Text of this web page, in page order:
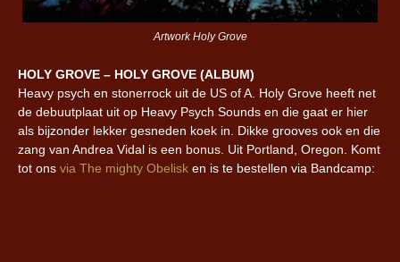
Artwork Holy Grove
HOLY GROVE – HOLY GROVE (ALBUM)
Heavy psych en stonerrock uit de US of A. Holy Grove heeft net
de debuutplaat uit op Heavy Psych Sounds en die gaat er hier
als bijzonder lekker gesneden koek in. Dikke grooves ook en die
zang van Andrea Vidal is een bonus. Uit Portland, Oregon. Komt
tot ons via The mighty Obelisk en is te bestellen via Bandcamp: